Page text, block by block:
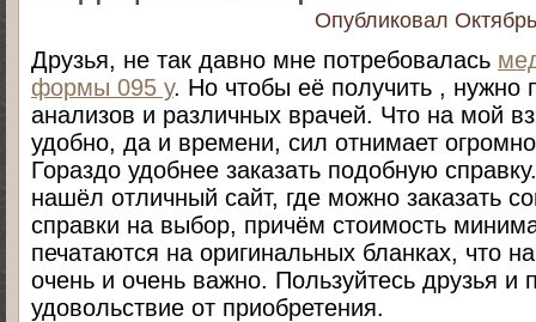
Опубликовал
Друзья, не так давно мне потребовалась
формы 095 у. Но чтобы её получить , нужно
анализов и различных врачей. Что на мой
удобно, да и времени, сил отнимает
Гораздо удобнее заказать подобную
нашёл отличный сайт, где можно заказать
справки на выбор, причём стоимость
печатаются на оригинальных бланках, что
очень и очень важно. Пользуйтесь друзья и
удовольствие от приобретения.